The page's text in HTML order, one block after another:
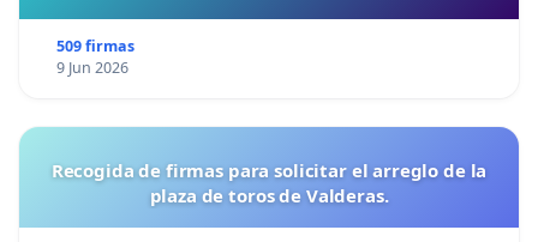
509 firmas
9 Jun 2026
Recogida de firmas para solicitar el arreglo de la
plaza de toros de Valderas.